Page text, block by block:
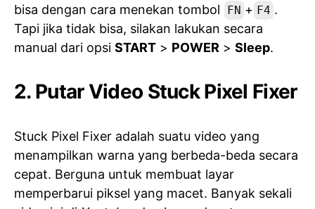
bisa dengan cara menekan tombol
FN + F4 .
Tapi jika tidak bisa, silakan lakukan secara
manual dari opsi START > POWER > Sleep.
2. Putar Video Stuck Pixel Fixer
Stuck Pixel Fixer adalah suatu video yang
menampilkan warna yang berbeda-beda secara
cepat. Berguna untuk membuat layar
memperbarui piksel yang macet. Banyak sekali